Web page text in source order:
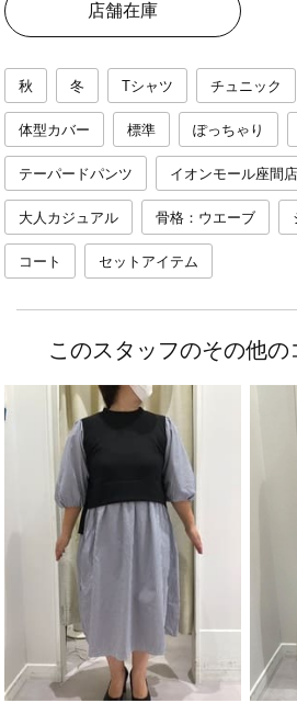
店舗在庫
秋 冬 Tシャツ チュニック
体型カバー 標準 ぽっちゃり
テーパードパンツ イオンモール座間店
大人カジュアル 骨格：ウエーブ
コート セットアイテム
このスタッフのその他の